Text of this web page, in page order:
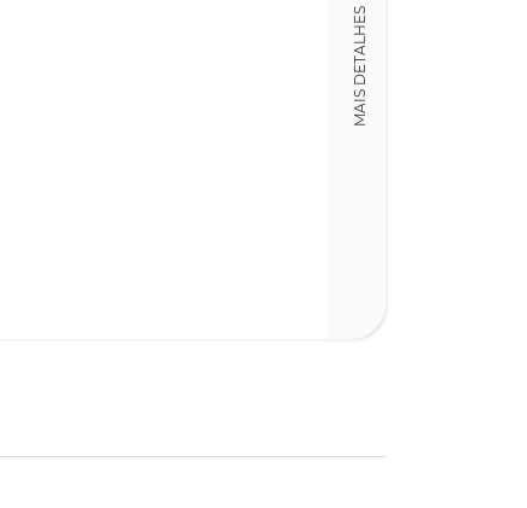
MAIS DETALHES